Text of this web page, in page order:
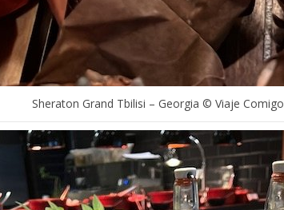
Sheraton Grand Tbilisi – Georgia © Viaje Comigo